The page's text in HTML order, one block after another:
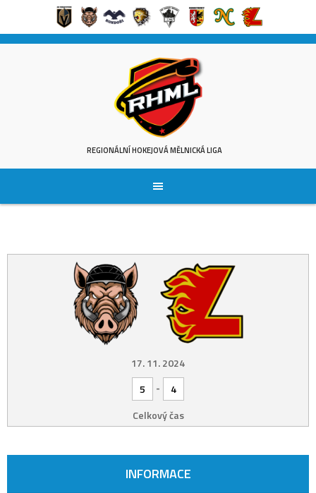
Skip
REGIONÁLNÍ HOKEJOVÁ MĚLNICKÁ LIGA
17. 11. 2024
5
-
4
Celkový čas
INFORMACE